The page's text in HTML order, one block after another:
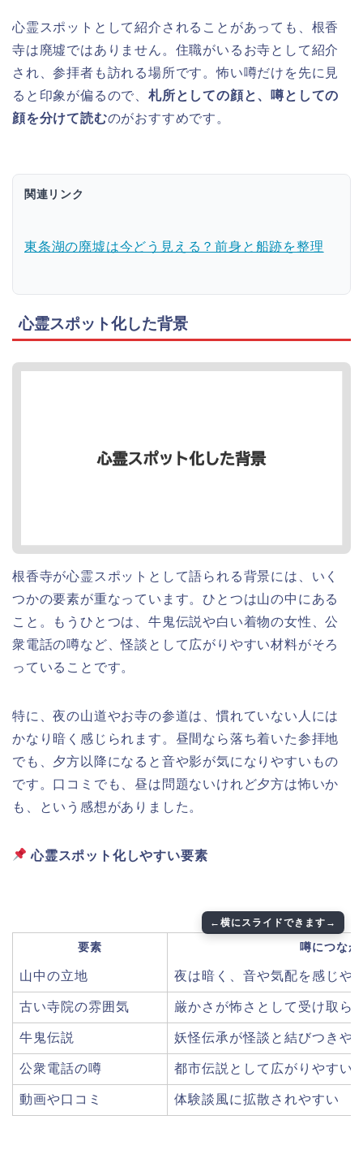
心霊スポットとして紹介されることがあっても、根香
寺は廃墟ではありません。住職がいるお寺として紹介
され、参拝者も訪れる場所です。怖い噂だけを先に見
ると印象が偏るので、 札所としての顔と、噂としての
顔を分けて読むのがおすすめです。
関連リンク
東条湖の廃墟は今どう見える？前身と船跡を整理
心霊スポット化した背景
根香寺が心霊スポットとして語られる背景には、いく
つかの要素が重なっています。ひとつは山の中にある
こと。もうひとつは、牛鬼伝説や白い着物の女性、公
衆電話の噂など、怪談として広がりやすい材料がそろ
っていることです。
特に、夜の山道やお寺の参道は、慣れていない人には
かなり暗く感じられます。昼間なら落ち着いた参拝地
でも、夕方以降になると音や影が気になりやすいもの
です。口コミでも、昼は問題ないけれど夕方は怖いか
も、という感想がありました。
心霊スポット化しやすい要素
要素 噂につな
山中の立地 夜は暗く、音や気配を感じや
古い寺院の雰囲気 厳かさが怖さとして受け取ら
牛鬼伝説 妖怪伝承が怪談と結びつきや
公衆電話の噂 都市伝説として広がりやすい
動画や口コミ 体験談風に拡散されやすい